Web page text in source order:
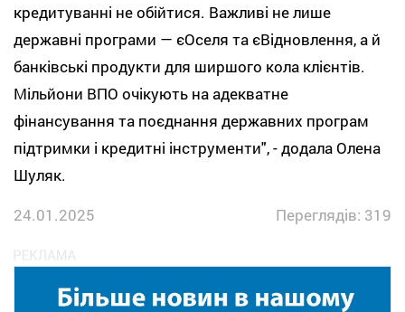
кредитуванні не обійтися. Важливі не лише
державні програми — єОселя та єВідновлення, а й
банківські продукти для ширшого кола клієнтів.
Мільйони ВПО очікують на адекватне
фінансування та поєднання державних програм
підтримки і кредитні інструменти", - додала Олена
Шуляк.
24.01.2025
Переглядів: 319